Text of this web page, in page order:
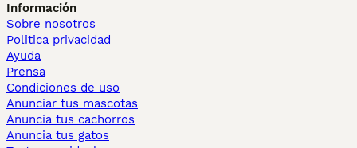
Información
Sobre nosotros
Politica privacidad
Ayuda
Prensa
Condiciones de uso
Anunciar tus mascotas
Anuncia tus cachorros
Anuncia tus gatos